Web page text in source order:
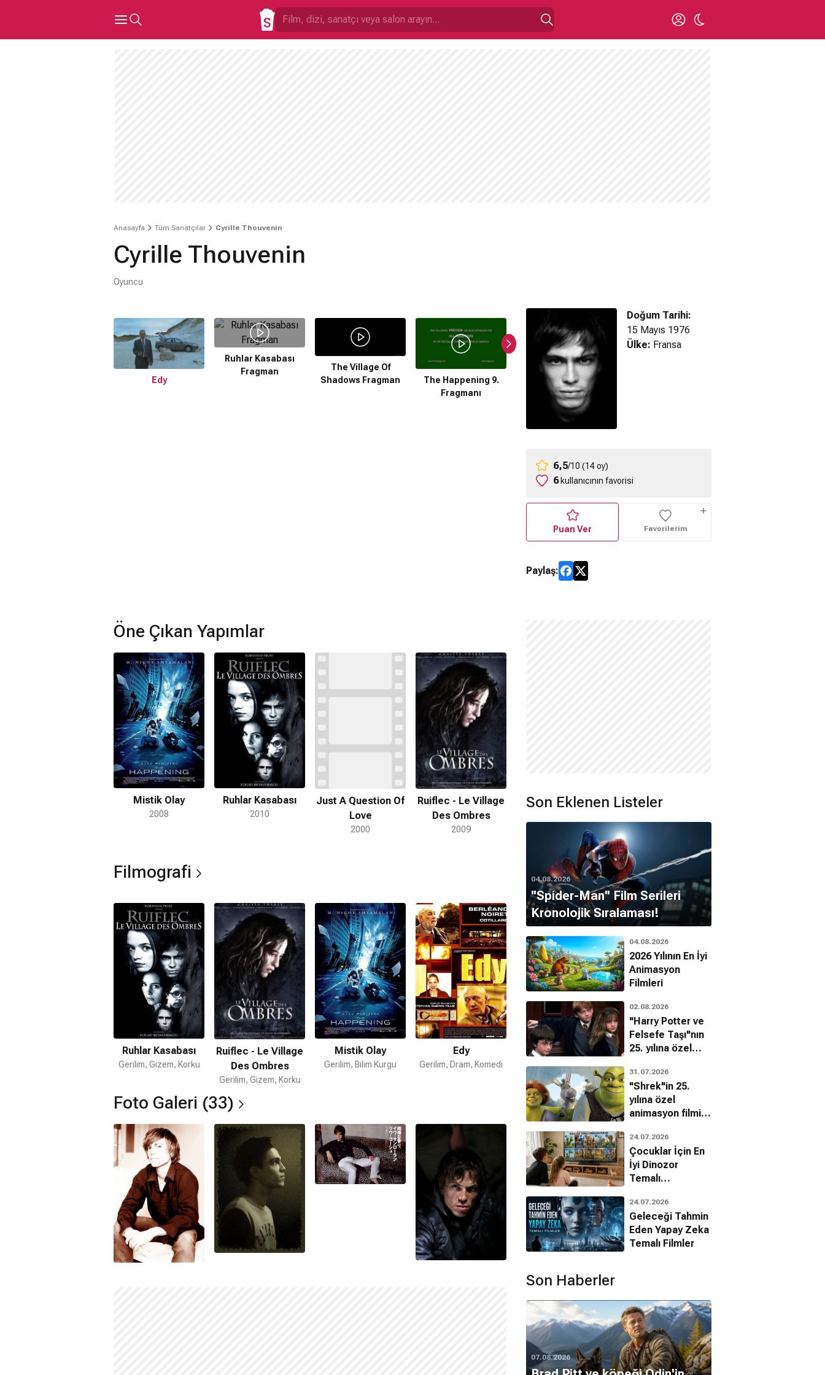
Anasayfa Tüm Sanatçılar Cyrille Thouvenin
Cyrille Thouvenin
Oyuncu
Edy
Ruhlar Kasabası
Fragman
The Village Of
Shadows Fragman
The Happening 9.
Fragmanı
The Happening 8.
Fragmanı
Doğum Tarihi:
15 Mayıs 1976
Ülke: Fransa
6,5/10 (14 oy)
6 kullanıcının favorisi
Puan Ver Favorilerim
Paylaş:
Öne Çıkan Yapımlar
Mistik Olay
2008
Ruhlar Kasabası
2010
Just A Question Of
Love
2000
Ruiflec - Le Village
Des Ombres
2009
Filmografi
Ruhlar Kasabası
Gerilim, Gizem, Korku
Ruiflec - Le Village
Des Ombres
Gerilim, Gizem, Korku
Mistik Olay
Gerilim, Bilim Kurgu
Edy
Gerilim, Dram, Komedi
Foto Galeri (33)
Son Eklenen Listeler
04.08.2026
''Spider-Man'' Film Serileri
Kronolojik Sıralaması!
04.08.2026
2026 Yılının En İyi
Animasyon
Filmleri
02.08.2026
"Harry Potter ve
Felsefe Taşı"nın
25. yılına özel
bilinmeyenleri!
31.07.2026
"Shrek"in 25.
yılına özel
animasyon filmin
24.07.2026
Çocuklar İçin En
İyi Dinozor
Temalı
Filmleri
24.07.2026
Geleceği Tahmin
Eden Yapay Zeka
Temalı Filmler
Son Haberler
07.08.2026